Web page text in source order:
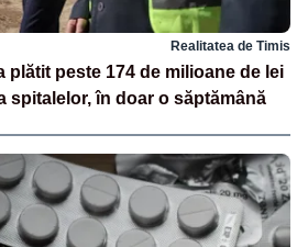
Realitatea de Timis
plătit peste 174 de milioane de lei
spitalelor, în doar o săptămână